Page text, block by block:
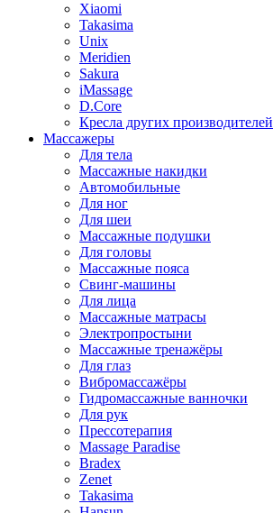
Xiaomi
Takasima
Unix
Meridien
Sakura
iMassage
D.Core
Кресла других производителей
Массажеры
Для тела
Массажные накидки
Автомобильные
Для ног
Для шеи
Массажные подушки
Для головы
Массажные пояса
Свинг-машины
Для лица
Массажные матрасы
Электропростыни
Массажные тренажёры
Для глаз
Вибромассажёры
Гидромассажные ванночки
Для рук
Прессотерапия
Massage Paradise
Bradex
Zenet
Takasima